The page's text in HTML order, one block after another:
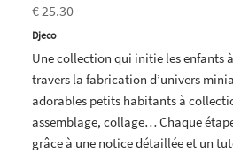
€ 25.30
Djeco
Une collection qui initie les enfants
travers la fabrication d’univers
adorables petits habitants à
assemblage, collage… Chaque
grâce à une notice détaillée et un